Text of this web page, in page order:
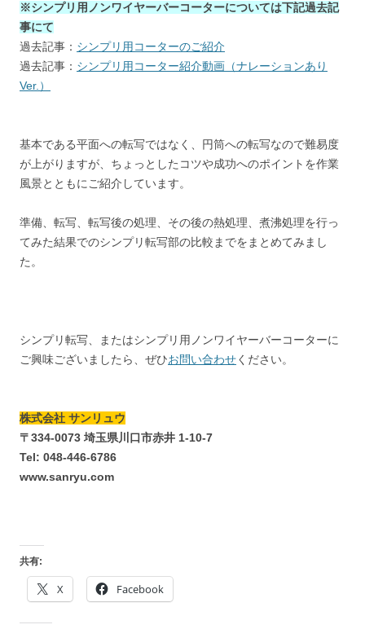
※シンプリ用ノンワイヤーバーコーターについては下記過去記
事にて
過去記事： シンプリ用コーターのご紹介
過去記事： シンプリ用コーター紹介動画（ナレーションあり
Ver.）
基本である平面への転写ではなく、円筒への転写なので難易度
が上がりますが、ちょっとしたコツや成功へのポイントを作業
風景とともにご紹介しています。
準備、転写、転写後の処理、その後の熱処理、煮沸処理を行っ
てみた結果でのシンプリ転写部の比較までをまとめてみまし
た。
シンプリ転写、またはシンプリ用ノンワイヤーバーコーターに
ご興味ございましたら、ぜひお問い合わせください。
株式会社 サンリュウ
〒334-0073 埼玉県川口市赤井 1-10-7
Tel: 048-446-6786
www.sanryu.com
共有:
X Facebook